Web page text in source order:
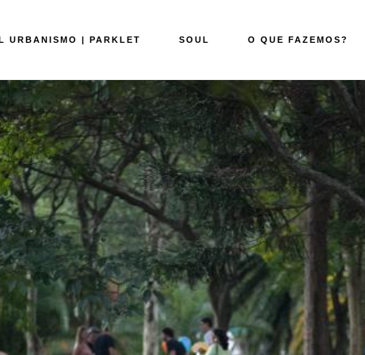
URBANISMO | PARKLET SOUL O QUE FAZEMOS?